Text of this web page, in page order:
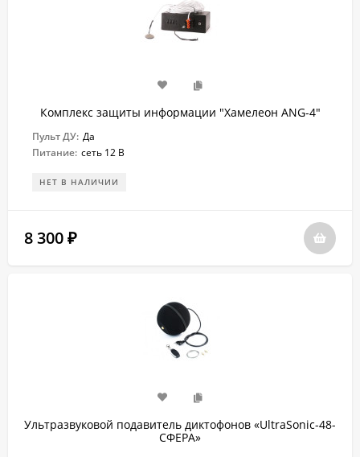
Комплекс защиты информации "Хамелеон ANG-4"
Пульт ДУ: Да
Питание: сеть 12 В
НЕТ В НАЛИЧИИ
8 300 ₽
Ультразвуковой подавитель диктофонов «UltraSonic-48-
СФЕРА»